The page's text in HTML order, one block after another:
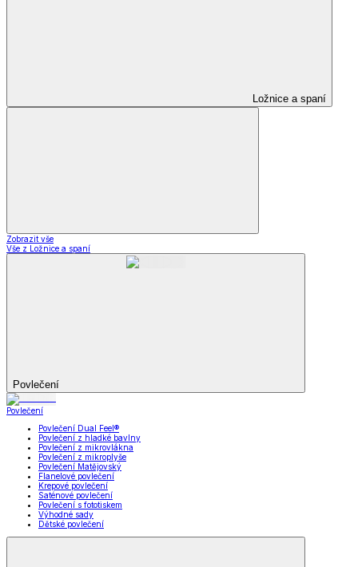
Ložnice a spaní
Zobrazit vše
Vše z Ložnice a spaní
Povlečení
Povlečení
Povlečení Dual Feel®
Povlečení z hladké bavlny
Povlečení z mikrovlákna
Povlečení z mikroplyše
Povlečení Matějovský
Flanelové povlečení
Krepové povlečení
Saténové povlečení
Povlečení s fototiskem
Výhodné sady
Dětské povlečení